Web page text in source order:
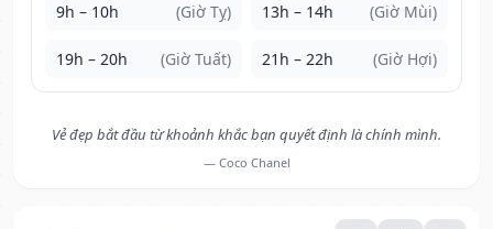
9h – 10h (Giờ Tỵ) 13h – 14h (Giờ Mùi)
19h – 20h (Giờ Tuất) 21h – 22h (Giờ Hợi)
Vẻ đẹp bắt đầu từ khoảnh khắc bạn quyết định là chính mình.
— Coco Chanel